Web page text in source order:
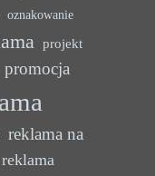
oznakowanie
projekt
promocja
reklama na
reklama